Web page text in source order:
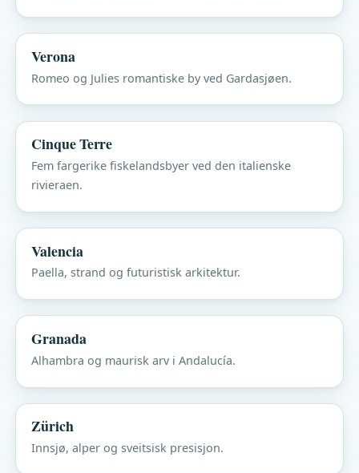
Verona
Romeo og Julies romantiske by ved Gardasjøen.
Cinque Terre
Fem fargerike fiskelandsbyer ved den italienske
rivieraen.
Valencia
Paella, strand og futuristisk arkitektur.
Granada
Alhambra og maurisk arv i Andalucía.
Zürich
Innsjø, alper og sveitsisk presisjon.